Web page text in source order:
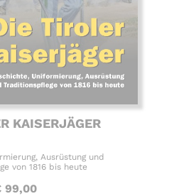
KAISERJÄGER
Ausrüstung und
von 1816 bis heute
99,00